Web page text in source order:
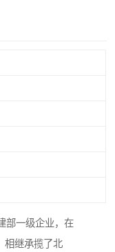
部一级企业，在
相继承揽了北